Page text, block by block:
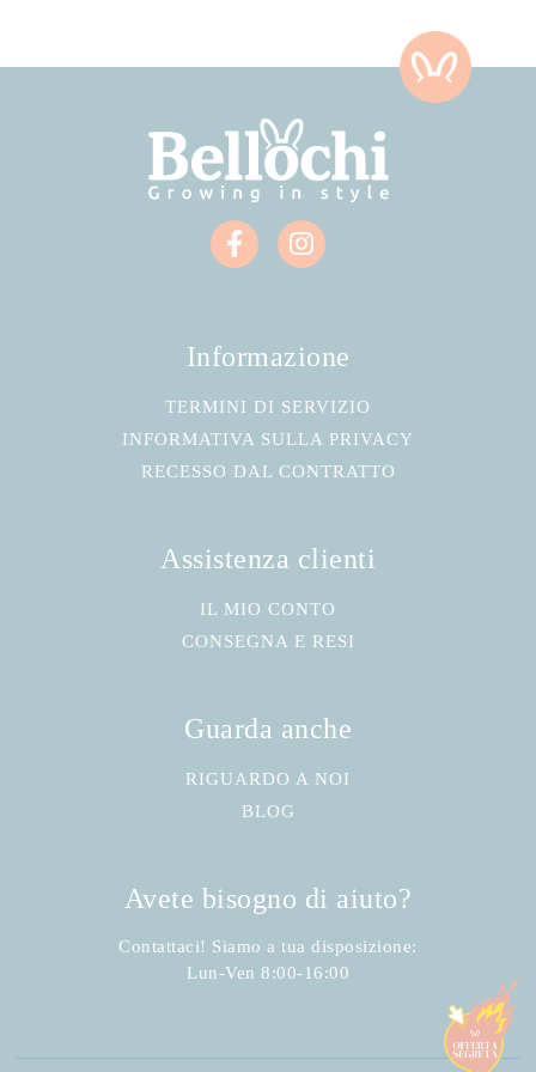
Informazione
TERMINI DI SERVIZIO
INFORMATIVA SULLA PRIVACY
RECESSO DAL CONTRATTO
Assistenza clienti
IL MIO CONTO
CONSEGNA E RESI
Guarda anche
RIGUARDO A NOI
BLOG
Avete bisogno di aiuto?
Contattaci! Siamo a tua disposizione:
Lun-Ven 8:00-16:00